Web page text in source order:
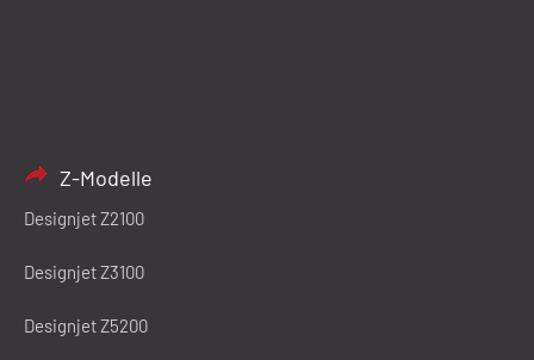
Z-Modelle
Designjet Z2100
Designjet Z3100
Designjet Z5200